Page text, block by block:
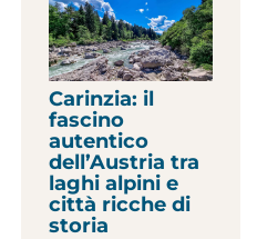
Carinzia: il
fascino
autentico
dell’Austria tra
laghi alpini e
città ricche di
storia